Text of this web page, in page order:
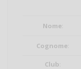
Nome:
Cognome:
Club: